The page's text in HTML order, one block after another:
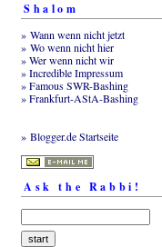
Shalom
» Wann wenn nicht jetzt
» Wo wenn nicht hier
» Wer wenn nicht wir
» Incredible Impressum
» Famous SWR-Bashing
» Frankfurt-AStA-Bashing
» Blogger.de Startseite
Ask the Rabbi!